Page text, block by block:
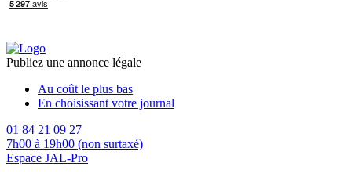
Publiez une annonce légale
Au coût le plus bas
En choisissant votre journal
01 84 21 09 27
7h00 à 19h00 (non surtaxé)
Espace JAL-Pro